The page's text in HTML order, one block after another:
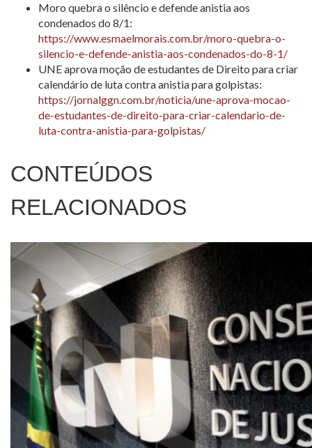
Moro quebra o silêncio e defende anistia aos
condenados do 8/1:
https://www.esmaelmorais.com.br/moro-quebra-o-
silencio-e-defende-anistia-aos-condenados-do-8-1/
UNE aprova moção de estudantes de Direito para criar
calendário de luta contra anistia para golpistas:
https://jornalggn.com.br/noticia/une-aprova-mocao-
de-estudantes-de-direito-para-criar-calendario-de-
luta-contra-anistia-para-golpistas/
CONTEÚDOS
RELACIONADOS